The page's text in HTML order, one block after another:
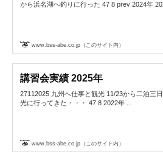
から浜名湖へ釣りに行った 47 8 prev 2024年
www.bss-abe.co.jp（このサイト内）
講習会実績 2025年
27112025 九州へ仕事と観光 11/23から二泊三
光に行ってきた・・・ 47 8 2022年 ...
www.bss-abe.co.jp（このサイト内）